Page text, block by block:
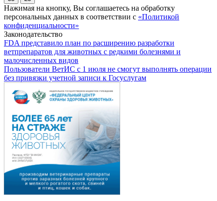
Нажимая на кнопку, Вы соглашаетесь на обработку
персональных данных в соответствии с «Политикой
конфиденциальности»
Законодательство
FDA представило план по расширению разработки
ветпрепаратов для животных с редкими болезнями и
малочисленных видов
Пользователи ВетИС с 1 июля не смогут выполнять операции
без привязки учетной записи к Госуслугам